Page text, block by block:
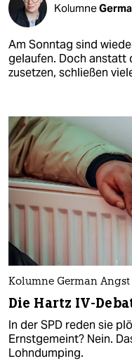
Kolumne
Am Sonntag sind
gelaufen. Doch anstatt
zusetzen, schließen
Kolumne German Angst
Die Hartz IV-
In der SPD reden sie
Ernstgemeint? Nein.
Lohndumping.